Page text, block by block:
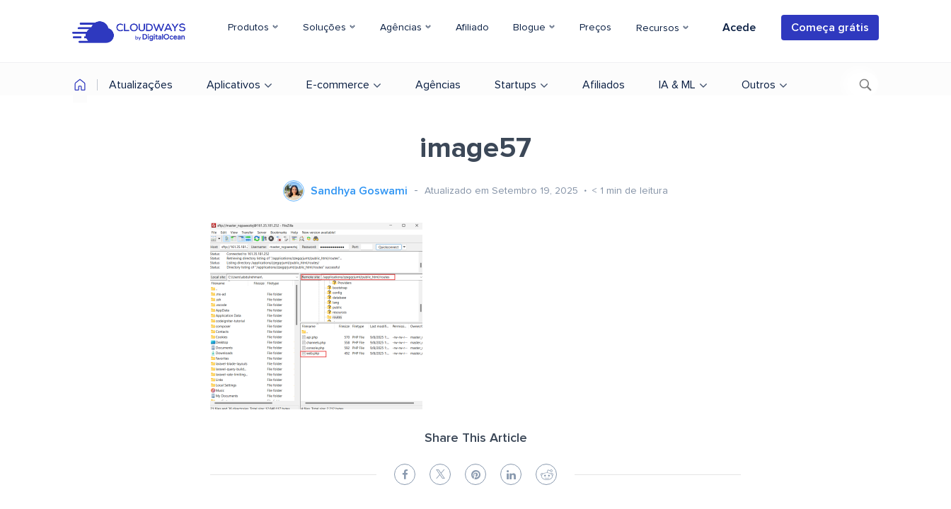
Produtos Soluções Agências Afiliado Blogue Preços Recursos Acede Começa grátis
Atualizações Aplicativos E-commerce Agências Startups Afiliados IA & ML Outros
image57
Sandhya Goswami Atualizado em Setembro 19, 2025 < 1 min de leitura
Share This Article